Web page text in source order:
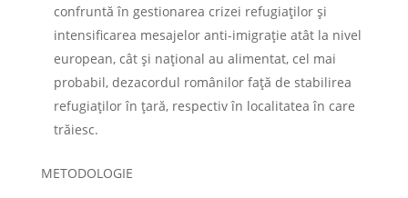
confruntă în gestionarea crizei refugiaților și
intensificarea mesajelor anti-imigrație atât la nivel
european, cât și național au alimentat, cel mai
probabil, dezacordul românilor față de stabilirea
refugiaților în țară, respectiv în localitatea în care
trăiesc.
METODOLOGIE